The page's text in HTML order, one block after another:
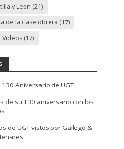
y León (21)
de la clase obrera (17)
Videos(17)
Aniversario de UGT
de su 130 aniversario con los
de UGT vistos por Gallego &